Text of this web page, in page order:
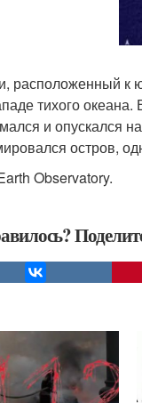
расположенный к
тихого
и опускался
остров,
Observatory.